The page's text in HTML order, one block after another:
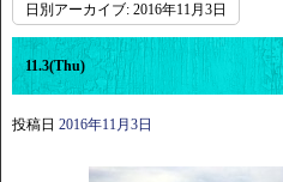
日別アーカイブ: 2016年11月3日
11.3(Thu)
投稿日 2016年11月3日